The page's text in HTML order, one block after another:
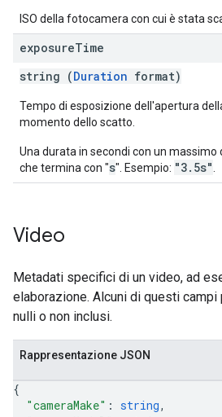
ISO della fotocamera con cui è stata
exposureTime
string (Duration format)
Tempo di esposizione dell'apertura
momento dello scatto.
Una durata in secondi con un
che termina con "s". Esempio: "3.5s"
Video
Metadati specifici di un video, ad
elaborazione. Alcuni di questi
nulli o non inclusi.
Rappresentazione JSON
{
"cameraMake" : string,